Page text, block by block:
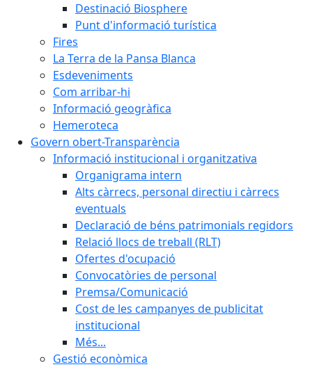
Destinació Biosphere
Punt d'informació turística
Fires
La Terra de la Pansa Blanca
Esdeveniments
Com arribar-hi
Informació geogràfica
Hemeroteca
Govern obert-Transparència
Informació institucional i organitzativa
Organigrama intern
Alts càrrecs, personal directiu i càrrecs
eventuals
Declaració de béns patrimonials regidors
Relació llocs de treball (RLT)
Ofertes d'ocupació
Convocatòries de personal
Premsa/Comunicació
Cost de les campanyes de publicitat
institucional
Més...
Gestió econòmica